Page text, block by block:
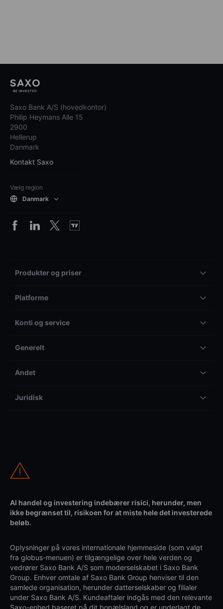
Saxo Bank A/S (hovedkontor)
Philip Heymans Alle 15
2900
Hellerup
Danmark
Kontakt Saxo
Vælg region
Danmark
Produkter og priser
Platforme
Konti og service
Generelt
Andet
Juridisk
Al handel og investering indebærer risici, herunder, men
ikke begrænset til, risikoen for at miste hele det investerede
beløb.
Oplysninger på vores internationale hjemmeside (som valgt
fra globus-menuen) er tilgængelige over hele verden og
vedrører Saxo Bank A/S som moderselskabet i Saxo Bank
Group. Enhver omtale af Saxo Bank Group henviser til den
samlede organisation, herunder datterselskaber og filialer
under Saxo Bank A/S. Kundeaftaler indgås med den relevante